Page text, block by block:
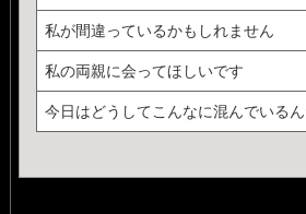
私が間違っているかもしれません
私の両親に会ってほしいです
今日はどうしてこんなに混んでいるん